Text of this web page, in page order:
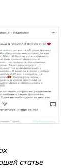
статье